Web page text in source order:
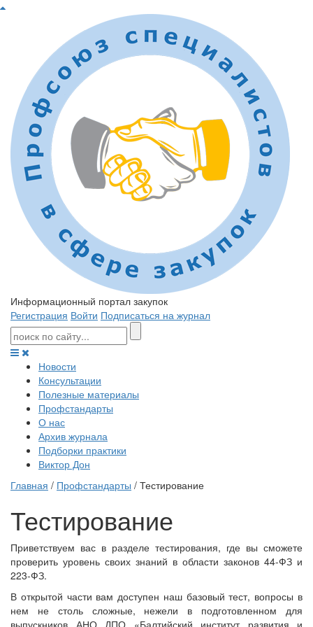
Информационный портал закупок
Регистрация Войти Подписаться на журнал
Новости
Консультации
Полезные материалы
Профстандарты
О нас
Архив журнала
Подборки практики
Виктор Дон
Главная / Профстандарты / Тестирование
Тестирование
Приветствуем вас в разделе тестирования, где вы сможете
проверить уровень своих знаний в области законов 44-ФЗ и
223-ФЗ.
В открытой части вам доступен наш базовый тест, вопросы в
нем не столь сложные, нежели в подготовленном для
выпускников АНО ДПО «Балтийский институт развития и